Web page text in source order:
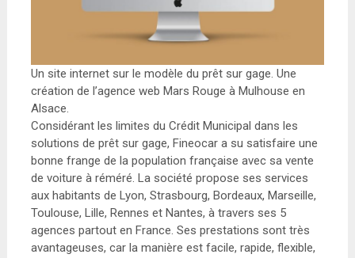
Un site internet sur le modèle du prêt sur gage. Une
création de l’agence web Mars Rouge à Mulhouse en
Alsace.
Considérant les limites du Crédit Municipal dans les
solutions de prêt sur gage, Fineocar a su satisfaire une
bonne frange de la population française avec sa vente
de voiture à réméré. La société propose ses services
aux habitants de Lyon, Strasbourg, Bordeaux, Marseille,
Toulouse, Lille, Rennes et Nantes, à travers ses 5
agences partout en France. Ses prestations sont très
avantageuses, car la manière est facile, rapide, flexible,